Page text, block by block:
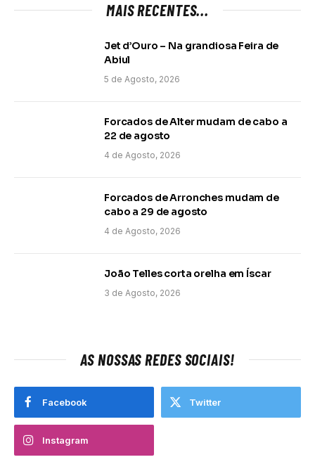
MAIS RECENTES...
Jet d’Ouro – Na grandiosa Feira de
Abiul
5 de Agosto, 2026
Forcados de Alter mudam de cabo a
22 de agosto
4 de Agosto, 2026
Forcados de Arronches mudam de
cabo a 29 de agosto
4 de Agosto, 2026
João Telles corta orelha em Íscar
3 de Agosto, 2026
AS NOSSAS REDES SOCIAIS!
Facebook Twitter
Instagram